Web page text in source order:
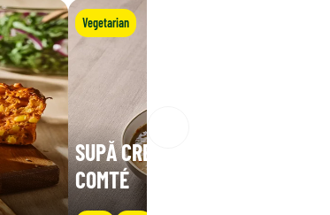
Vegetarian
SUPĂ CREMOASĂ DE LINTE CU
COMTÉ